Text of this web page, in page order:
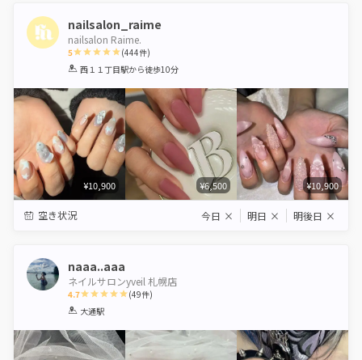
nailsalon_raime
nailsalon Raime.
5
1 2 3 4 5
(444件)
西１１丁目駅から徒歩10分
¥10,900 ¥6,500 ¥10,900
空き状況 今日 × 明日 × 明後日 ×
naaa..aaa
ネイルサロンyveil 札幌店
4.7
1 2 3
(49件)
大通駅